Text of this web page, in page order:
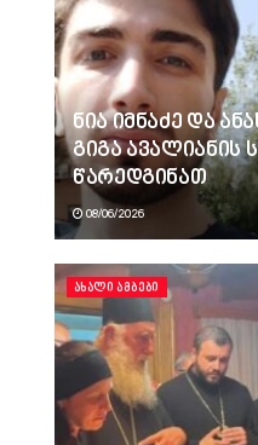
ნია იმნაძე და
გიგა ავალიანის
წარედგინათ
08/06/2026
ᲐᲮᲐᲚᲘ ᲐᲛᲑᲔᲑᲘ